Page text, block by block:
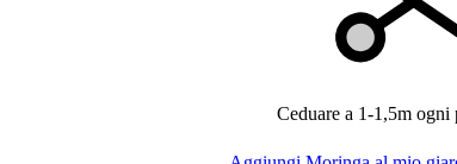
Ceduare a 1-1,5m ogni